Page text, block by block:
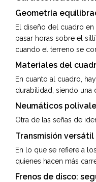
Geometría
El diseño del cuadro
pasar horas sobre el
cuando el terreno se
Materiales del
En cuanto al cuadro,
durabilidad, siendo una
Neumáticos
Otra de las señas de
Transmisión
En lo que se refiere a
quienes hacen más
Frenos de disco: